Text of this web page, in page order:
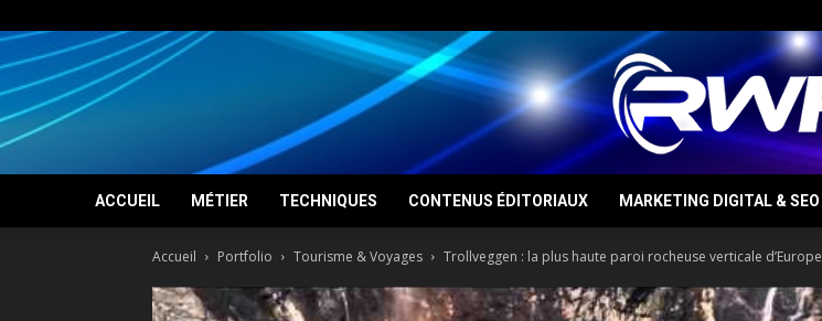
ACCUEIL MÉTIER TECHNIQUES CONTENUS ÉDITORIAUX MARKETING DIGITAL & SEO
Accueil Portfolio Tourisme & Voyages Trollveggen : la plus haute paroi rocheuse verticale d’Europe